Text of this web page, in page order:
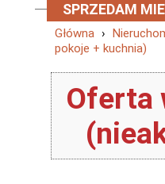
SPRZEDAM
Główna ›
pokoje + kuchnia)
Oferta